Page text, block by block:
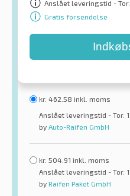
Anslået leveringstid - Tor.
Gratis forsendelse
kr. 462.58 inkl. moms
Anslået leveringstid - Tor.
by Auto-Raifen GmbH
kr. 504.91 inkl. moms
Anslået leveringstid - Tor.
by Raifen Paket GmbH